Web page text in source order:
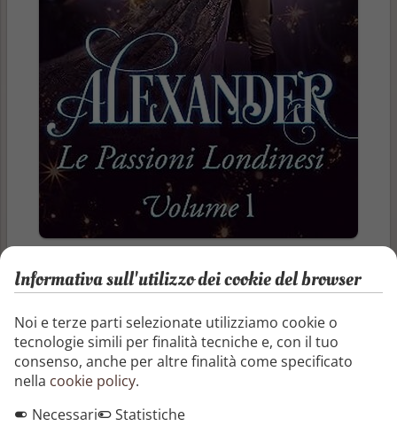
Aurélie Depraz
Pubblicazione
24/08/2023
Quando sentimenti, principi, ideali e attrazione
entrano in conflitto… all'epoca delle unioni di
convenienza.
Informativa sull'utilizzo dei cookie del browser
Noi e terze parti selezionate utilizziamo cookie o
tecnologie simili per finalità tecniche e, con il tuo
consenso, anche per altre finalità come specificato
nella cookie policy.
Necessari
Statistiche